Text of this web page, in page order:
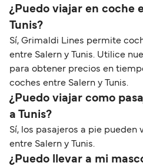
¿Puedo viajar en coche
Tunis?
Sí, Grimaldi Lines permite
entre Salern y Tunis. Utilice
para obtener precios en
coches entre Salern y Tunis.
¿Puedo viajar como
a Tunis?
Sí, los pasajeros a pie pueden
entre Salern y Tunis.
¿Puedo llevar a mi